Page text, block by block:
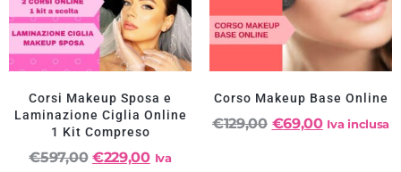
Corsi Makeup Sposa e
Laminazione Ciglia Online
1 Kit Compreso
€597,00 €229,00 Iva
Corso Makeup Base Online
€129,00 €69,00 Iva inclusa